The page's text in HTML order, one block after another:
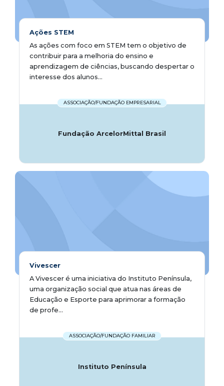
Ações STEM
As ações com foco em STEM tem o objetivo de
contribuir para a melhoria do ensino e
aprendizagem de ciências, buscando despertar o
interesse dos alunos...
ASSOCIAÇÃO/FUNDAÇÃO EMPRESARIAL
Fundação ArcelorMittal Brasil
Vivescer
A Vivescer é uma iniciativa do Instituto Península,
uma organização social que atua nas áreas de
Educação e Esporte para aprimorar a formação
de profe...
ASSOCIAÇÃO/FUNDAÇÃO FAMILIAR
Instituto Península